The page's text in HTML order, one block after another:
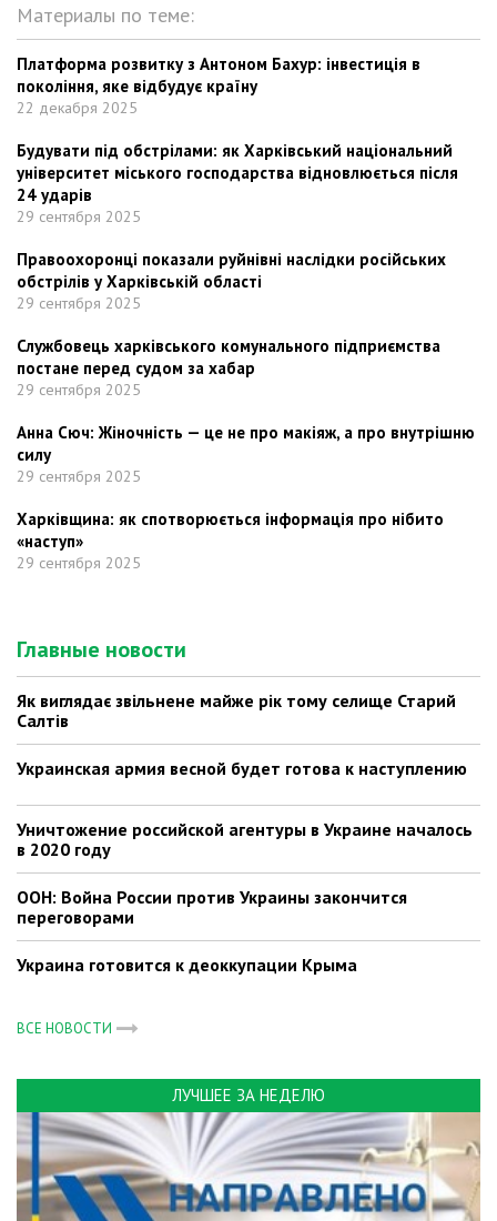
Материалы по теме:
Платформа розвитку з Антоном Бахур: інвестиція в
покоління, яке відбудує країну
22 декабря 2025
Будувати під обстрілами: як Харківський національний
університет міського господарства відновлюється після
24 ударів
29 сентября 2025
Правоохоронці показали руйнівні наслідки російських
обстрілів у Харківській області
29 сентября 2025
Службовець харківського комунального підприємства
постане перед судом за хабар
29 сентября 2025
Анна Сюч: Жіночність — це не про макіяж, а про внутрішню
силу
29 сентября 2025
Харківщина: як спотворюється інформація про нібито
«наступ»
29 сентября 2025
Главные новости
Як виглядає звільнене майже рік тому селище Старий
Салтів
Украинская армия весной будет готова к наступлению
Уничтожение российской агентуры в Украине началось
в 2020 году
ООН: Война России против Украины закончится
переговорами
Украина готовится к деоккупации Крыма
ВСЕ НОВОСТИ
ЛУЧШЕЕ ЗА НЕДЕЛЮ